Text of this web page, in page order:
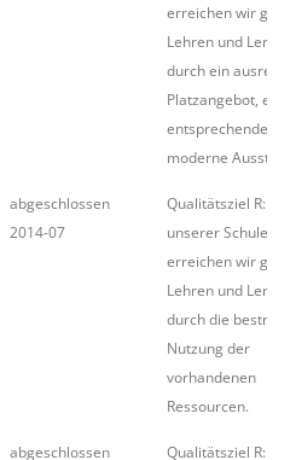
erreichen wir gutes
Lehren und Lernen
durch ein
Platzangebot, eine
entsprechende
moderne
abgeschlossen
2014-07
Qualitätsziel R: In
unserer Schule
erreichen wir gutes
Lehren und Lernen
durch die
Nutzung der
vorhandenen
Ressourcen.
abgeschlossen
Qualitätsziel R: